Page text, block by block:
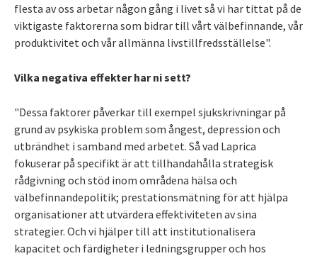
flesta av oss arbetar någon gång i livet så vi har tittat på de
viktigaste faktorerna som bidrar till vårt välbefinnande, vår
produktivitet och vår allmänna livstillfredsställelse".
Vilka negativa effekter har ni sett?
"Dessa faktorer påverkar till exempel sjukskrivningar på
grund av psykiska problem som ångest, depression och
utbrändhet i samband med arbetet. Så vad Laprica
fokuserar på specifikt är att tillhandahålla strategisk
rådgivning och stöd inom områdena hälsa och
välbefinnandepolitik; prestationsmätning för att hjälpa
organisationer att utvärdera effektiviteten av sina
strategier. Och vi hjälper till att institutionalisera
kapacitet och färdigheter i ledningsgrupper och hos